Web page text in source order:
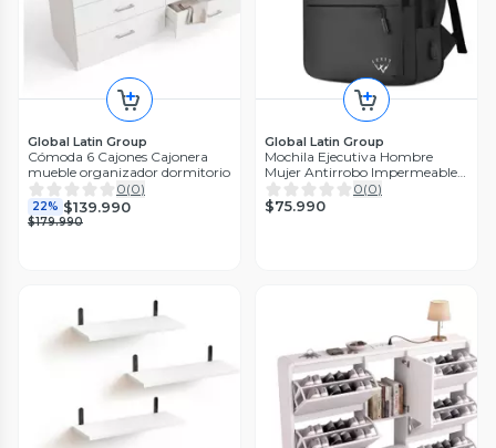
Global Latin Group
Cómoda 6 Cajones Cajonera
mueble organizador dormitorio
0(0)
22% $139.990
$179.990
Global Latin Group
Mochila Ejecutiva Hombre
Mujer Antirrobo Impermeable
con Puerto USB
0(0)
$75.990